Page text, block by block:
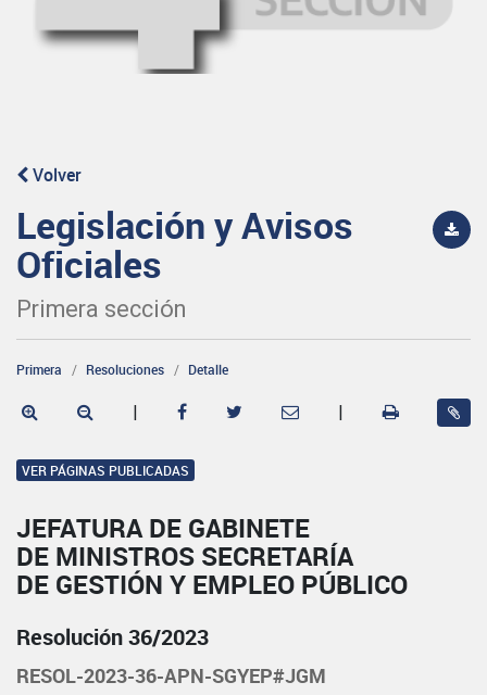
Volver
Legislación y Avisos
Oficiales
Primera sección
Primera Resoluciones Detalle
| |
VER PÁGINAS PUBLICADAS
JEFATURA DE GABINETE
DE MINISTROS SECRETARÍA
DE GESTIÓN Y EMPLEO PÚBLICO
Resolución 36/2023
RESOL-2023-36-APN-SGYEP#JGM